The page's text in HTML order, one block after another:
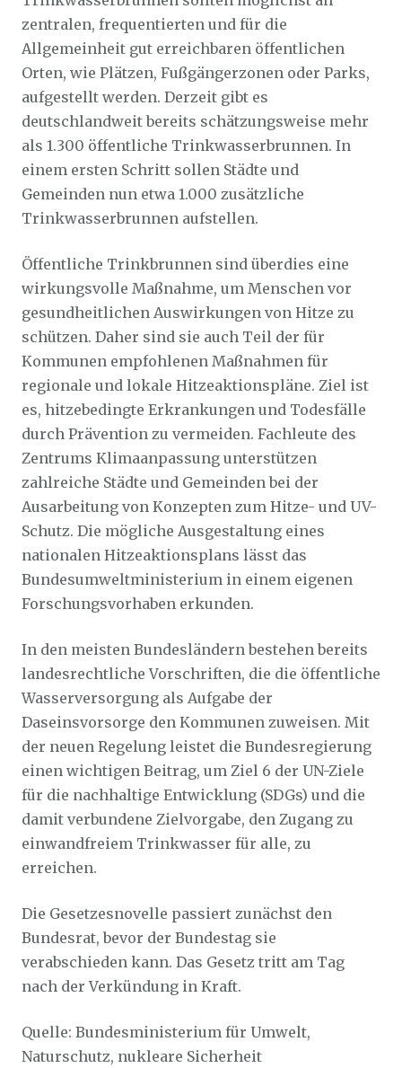
zentralen, frequentierten und für die
Allgemeinheit gut erreichbaren öffentlichen
Orten, wie Plätzen, Fußgängerzonen oder Parks,
aufgestellt werden. Derzeit gibt es
deutschlandweit bereits schätzungsweise mehr
als 1.300 öffentliche Trinkwasserbrunnen. In
einem ersten Schritt sollen Städte und
Gemeinden nun etwa 1.000 zusätzliche
Trinkwasserbrunnen aufstellen.
Öffentliche Trinkbrunnen sind überdies eine
wirkungsvolle Maßnahme, um Menschen vor
gesundheitlichen Auswirkungen von Hitze zu
schützen. Daher sind sie auch Teil der für
Kommunen empfohlenen Maßnahmen für
regionale und lokale Hitzeaktionspläne. Ziel ist
es, hitzebedingte Erkrankungen und Todesfälle
durch Prävention zu vermeiden. Fachleute des
Zentrums Klimaanpassung unterstützen
zahlreiche Städte und Gemeinden bei der
Ausarbeitung von Konzepten zum Hitze- und UV-
Schutz. Die mögliche Ausgestaltung eines
nationalen Hitzeaktionsplans lässt das
Bundesumweltministerium in einem eigenen
Forschungsvorhaben erkunden.
In den meisten Bundesländern bestehen bereits
landesrechtliche Vorschriften, die die öffentliche
Wasserversorgung als Aufgabe der
Daseinsvorsorge den Kommunen zuweisen. Mit
der neuen Regelung leistet die Bundesregierung
einen wichtigen Beitrag, um Ziel 6 der UN-Ziele
für die nachhaltige Entwicklung (SDGs) und die
damit verbundene Zielvorgabe, den Zugang zu
einwandfreiem Trinkwasser für alle, zu
erreichen.
Die Gesetzesnovelle passiert zunächst den
Bundesrat, bevor der Bundestag sie
verabschieden kann. Das Gesetz tritt am Tag
nach der Verkündung in Kraft.
Quelle: Bundesministerium für Umwelt,
Naturschutz, nukleare Sicherheit